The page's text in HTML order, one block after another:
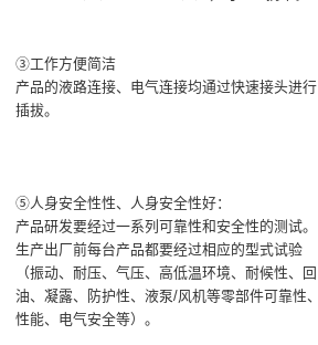
③工作方便简洁
产品的液路连接、电气连接均通过快速接头进行
插拔。
⑤人身安全性性、人身安全性好：
产品研发要经过一系列可靠性和安全性的测试。
生产出厂前每台产品都要经过相应的型式试验
（振动、耐压、气压、高低温环境、耐候性、回
油、凝露、防护性、液泵/风机等零部件可靠性、
性能、电气安全等）。